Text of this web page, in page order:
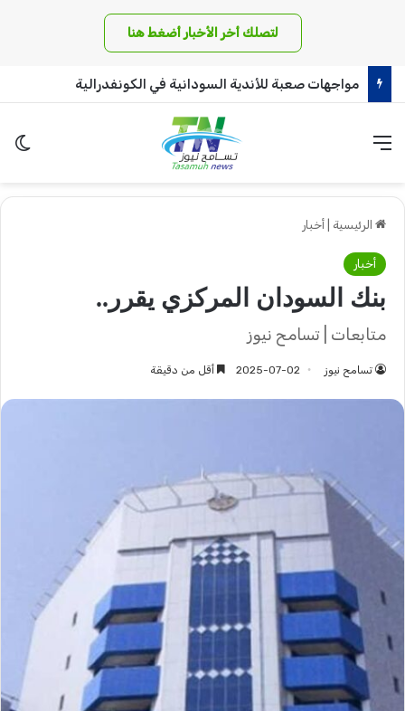
لتصلك أخر الأخبار أضغط هنا
مواجهات صعبة للأندية السودانية في الكونفدرالية
القائمة
الرئيسية أخبار
أخبار
بنك السودان المركزي يقرر..
متابعات | تسامح نيوز
تسامح نيوز 2025-07-02 أقل من دقيقة